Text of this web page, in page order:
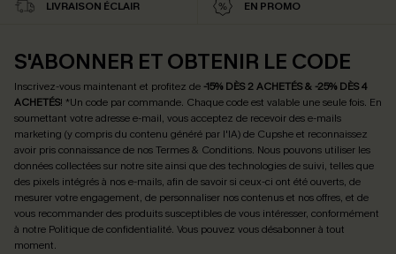
LIVRAISON ÉCLAIR EN PROMO
S'ABONNER ET OBTENIR LE CODE
Inscrivez-vous maintenant et profitez de -15% DÈS 2 ACHETÉS & -25% DÈS 4
ACHETÉS! *Un code par commande. Chaque code est valable une seule fois. En
soumettant votre adresse e-mail, vous acceptez de recevoir des e-mails
marketing (y compris du contenu généré par l'IA) de Cupshe et reconnaissez
avoir pris connaissance de nosTermes & Conditions. Nous pouvons utiliser les
données collectées sur notre site ainsi que des technologies de suivi, telles que
des pixels intégrés à nos e-mails, afin de savoir si ceux-ci ont été ouverts, de
mesurer votre engagement, de personnaliser nos contenus et nos offres, et de
vous recommander des produits susceptibles de vous intéresser, conformément
à notre Politique de confidentialité. Vous pouvez vous désabonner à tout
moment.